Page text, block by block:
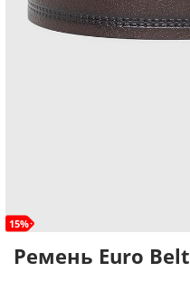
15%
Ремень Euro Belt